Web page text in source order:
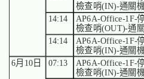
檢查哨(IN)-通關
14:14
AP6A-Office-1F-
檢查哨(OUT)-通
14:14
AP6A-Office-1F-
檢查哨(IN)-通關
6月10日
07:13
AP6A-Office-1F-
檢查哨(IN)-通關